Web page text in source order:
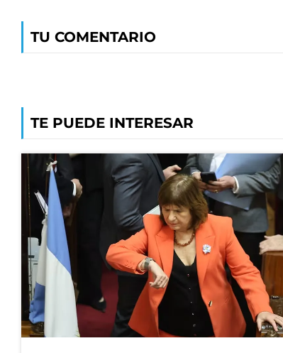
TU COMENTARIO
TE PUEDE INTERESAR